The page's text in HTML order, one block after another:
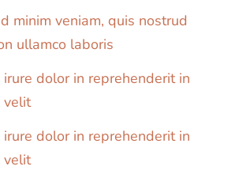
minim veniam, quis nostrud
ullamco laboris
irure dolor in reprehenderit in
velit
irure dolor in reprehenderit in
velit